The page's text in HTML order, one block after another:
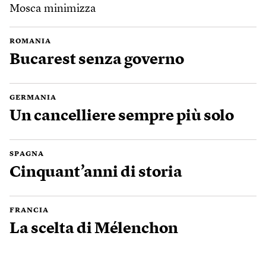
Mosca minimizza
ROMANIA
Bucarest senza governo
GERMANIA
Un cancelliere sempre più solo
SPAGNA
Cinquant’anni di storia
FRANCIA
La scelta di Mélenchon